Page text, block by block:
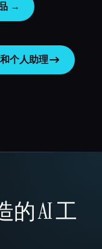
→
个人助理
的 AI 工